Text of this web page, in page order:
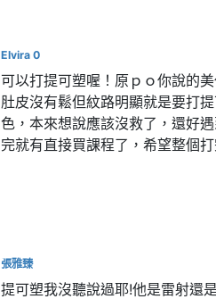
Elvira 0
可以打提可塑喔！原ｐｏ你說的
肚皮沒有鬆但紋路明顯就是要打
色，本來想說應該沒救了，還好
完就有直接買課程了，希望整個
張雅臻
提可塑我沒聽說過耶!他是雷射還